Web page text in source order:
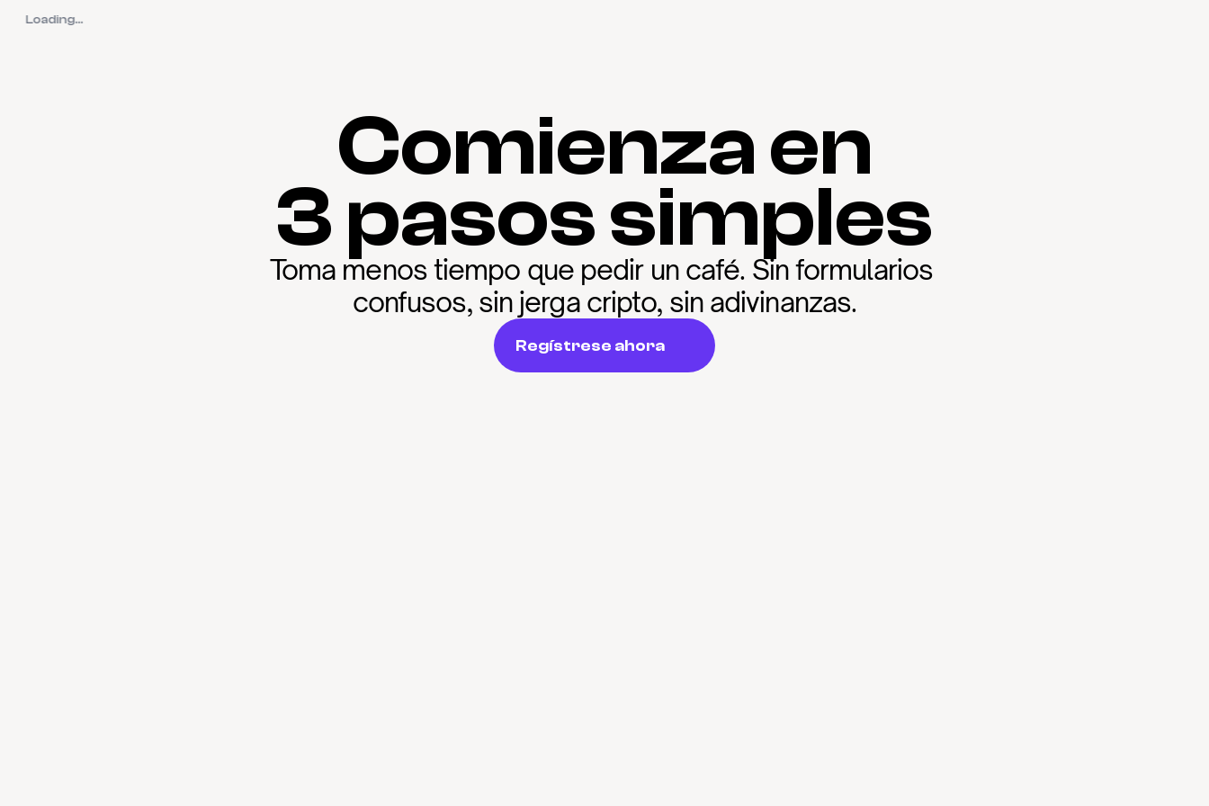
Loading...
Comienza en
3 pasos simples
Toma menos tiempo que pedir un café. Sin formularios
confusos, sin jerga cripto, sin adivinanzas.
Regístrese ahora